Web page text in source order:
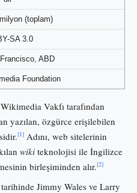
(toplam)
SA 3.0
ABD
Foundation
Vakfı tarafından
yazılan, özgürce erişilebilen
[1] Adını, web sitelerinin
wiki teknolojisi ile İngilizce
birleşiminden alır.[2]
Jimmy Wales ve Larry